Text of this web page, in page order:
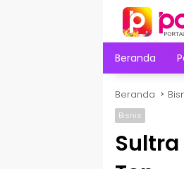
Beranda
Beranda
Bisnis